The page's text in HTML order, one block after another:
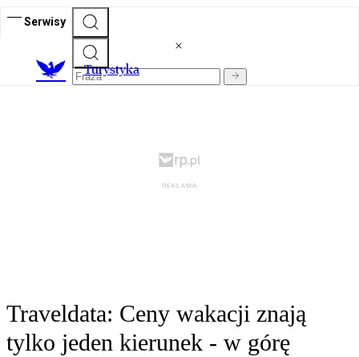
Serwisy
Turystyka
Traveldata: Ceny wakacji znają
tylko jeden kierunek - w górę